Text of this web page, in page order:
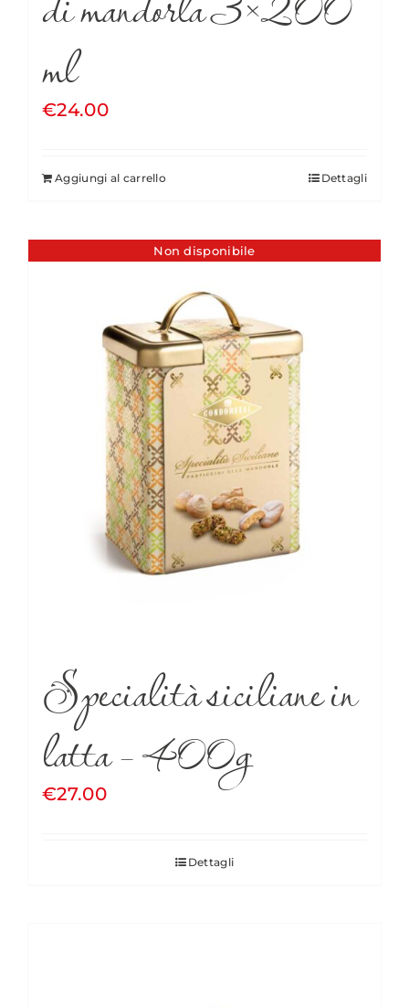
ml
€24.00
Aggiungi al carrello Dettagli
Non disponibile
Specialità siciliane in
latta – 400g
€27.00
Dettagli